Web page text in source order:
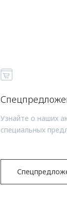
Узнайте о наших
специальных